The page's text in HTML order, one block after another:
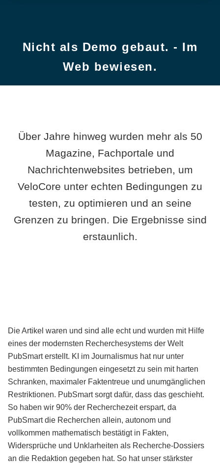
Nicht als Demo gebaut. - Im
Web bewiesen.
Über Jahre hinweg wurden mehr als 50
Magazine, Fachportale und
Nachrichtenwebsites betrieben, um
VeloCore unter echten Bedingungen zu
testen, zu optimieren und an seine
Grenzen zu bringen. Die Ergebnisse sind
erstaunlich.
Die Artikel waren und sind alle echt und wurden mit Hilfe
eines der modernsten Recherchesystems der Welt
PubSmart erstellt. KI im Journalismus hat nur unter
bestimmten Bedingungen eingesetzt zu sein mit harten
Schranken, maximaler Faktentreue und unumgänglichen
Restriktionen. PubSmart sorgt dafür, dass das geschieht.
So haben wir 90% der Recherchezeit erspart, da
PubSmart die Recherchen allein, autonom und
vollkommen mathematisch bestätigt in Fakten,
Widersprüche und Unklarheiten als Recherche-Dossiers
an die Redaktion gegeben hat. So hat unser stärkster